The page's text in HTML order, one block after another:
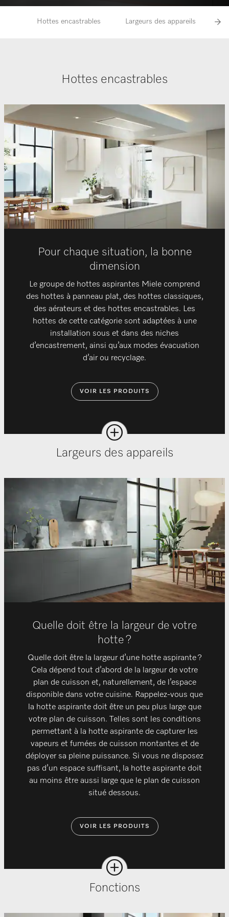
Hottes encastrables Largeurs des appareils
Hottes encastrables
Pour chaque situation, la bonne
dimension
Le groupe de hottes aspirantes Miele comprend
des hottes à panneau plat, des hottes classiques,
des aérateurs et des hottes encastrables. Les
hottes de cette catégorie sont adaptées à une
installation sous et dans des niches
d’encastrement, ainsi qu’aux modes évacuation
d’air ou recyclage.
VOIR LES PRODUITS
Largeurs des appareils
Quelle doit être la largeur de votre
hotte ?
Quelle doit être la largeur d’une hotte aspirante ?
Cela dépend tout d’abord de la largeur de votre
plan de cuisson et, naturellement, de l’espace
disponible dans votre cuisine. Rappelez-vous que
la hotte aspirante doit être un peu plus large que
votre plan de cuisson. Telles sont les conditions
permettant à la hotte aspirante de capturer les
vapeurs et fumées de cuisson montantes et de
déployer sa pleine puissance. Si vous ne disposez
pas d’un espace suffisant, la hotte aspirante doit
au moins être aussi large que le plan de cuisson
situé dessous.
VOIR LES PRODUITS
Fonctions